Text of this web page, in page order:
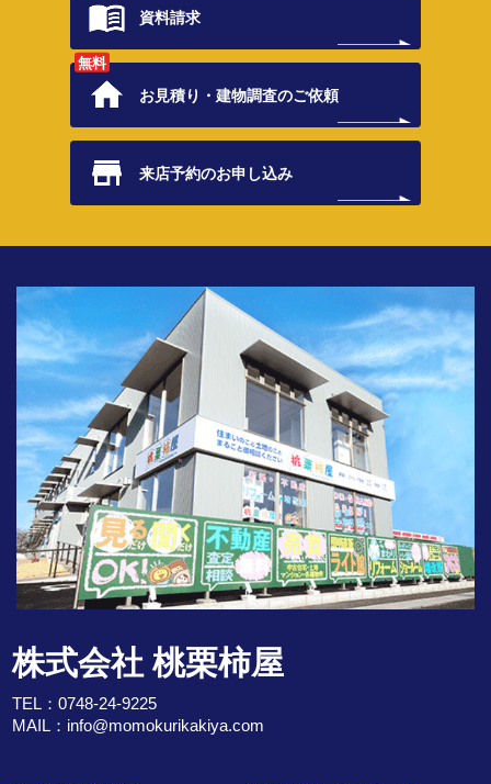
資料請求
無料
お見積り・建物調査のご依頼
来店予約のお申し込み
株式会社 桃栗柿屋
TEL：0748-24-9225
MAIL： info@momokurikakiya.com